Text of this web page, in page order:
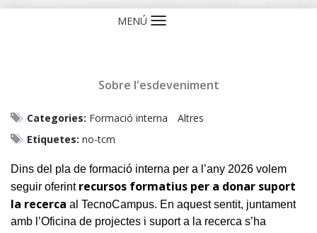
MENÚ Idioma
Sobre l'esdeveniment
Categories: Formació interna
Altres
Etiquetes: no-tcm
Dins del pla de formació interna per a l’any 2026 volem
seguir oferint recursos formatius per a donar suport
la recerca al TecnoCampus. En aquest sentit, juntament
amb l’Oficina de projectes i suport a la recerca s’ha